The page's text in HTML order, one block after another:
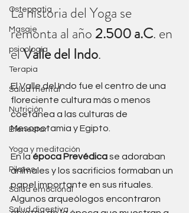
Osteopatia
Masaje
psicología
Terapia
Salud mental
Nutrición
Bienestar
Yoga y meditación
Pilates
Salud emocional
Salud digestiva
La historia del Yoga se
remonta al año 2.500 a.C. en
el Valle del Indo.
El Valle del Indo fue el centro de una
floreciente cultura más o menos
coetánea a las culturas de
Mesopotamia y Egipto.
En la época Prevédica se adoraban
animales y los sacrificios formaban un
papel importante en sus rituales.
Algunos arqueólogos encontraron